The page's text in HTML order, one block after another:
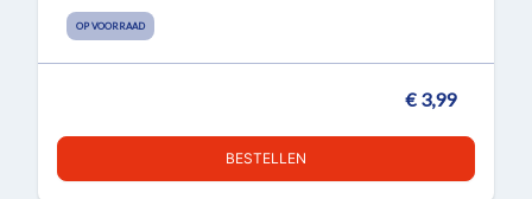
OP VOORRAAD
€ 3,99
BESTELLEN